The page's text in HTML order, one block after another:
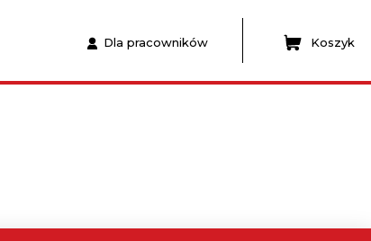
Dla pracowników Koszyk